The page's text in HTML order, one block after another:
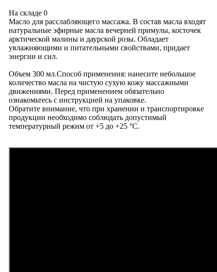
На складе 0
Масло для расслабляющего массажа. В состав масла входят
натуральные эфирные масла вечерней примулы, косточек
арктической малины и даурской розы. Обладает
увлажняющими и питательными свойствами, придает
энергии и сил.
Объем 300 мл.Способ применения: нанесите небольшое
количество масла на чистую сухую кожу массажными
движениями. Перед применением обязательно
ознакомьтесь с инструкцией на упаковке.
Обратите внимание, что при хранении и транспортировке
продукции необходимо соблюдать допустимый
температурный режим от +5 до +25 °С.